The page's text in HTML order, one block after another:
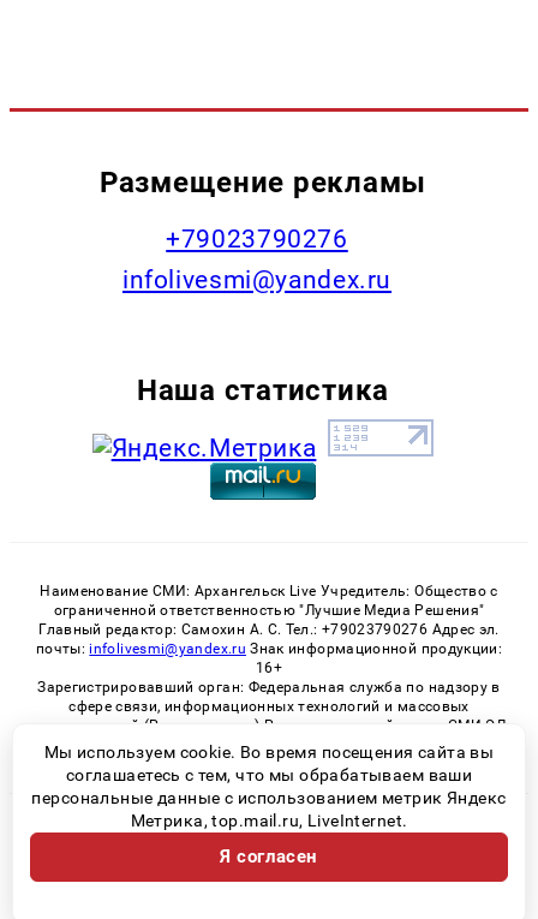
Размещение рекламы
+79023790276
infolivesmi@yandex.ru
Наша статистика
Наименование СМИ: Архангельск Live Учредитель: Общество с
ограниченной ответственностью "Лучшие Медиа Решения"
Главный редактор: Самохин А. С. Тел.: +79023790276 Адрес эл.
почты: infolivesmi@yandex.ru Знак информационной продукции:
16+
Зарегистрировавший орган: Федеральная служба по надзору в
сфере связи, информационных технологий и массовых
коммуникаций (Роскомнадзор) Регистрационный номер СМИ ЭЛ
№ ФС 77 - 82533 от 21.01.2022
© 2026 «Архангельск Live» | Все права защищены
Возрастная категория сайта 16+
Политика конфиденциальности
Мы используем cookie. Во время посещения сайта вы
соглашаетесь с тем, что мы обрабатываем ваши
персональные данные с использованием метрик Яндекс
Метрика, top.mail.ru, LiveInternet.
Я согласен